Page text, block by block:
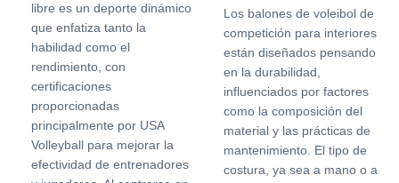
libre es un deporte dinámico
que enfatiza tanto la
habilidad como el
rendimiento, con
certificaciones
proporcionadas
principalmente por USA
Volleyball para mejorar la
efectividad de entrenadores
Los balones de voleibol de
competición para interiores
están diseñados pensando
en la durabilidad,
influenciados por factores
como la composición del
material y las prácticas de
mantenimiento. El tipo de
costura, ya sea a mano o a